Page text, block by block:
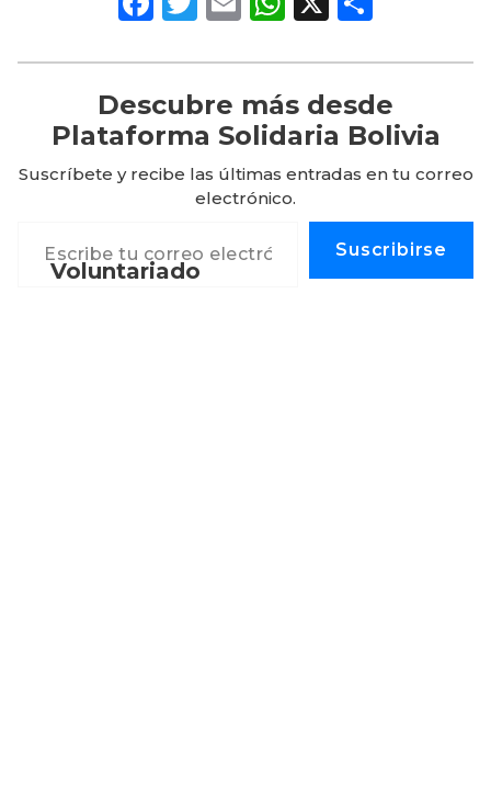
Voluntariado
Descubre más desde
Plataforma Solidaria Bolivia
Suscríbete y recibe las últimas entradas en tu correo
electrónico.
Suscribirse